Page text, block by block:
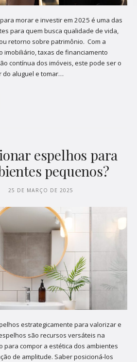
morar e investir em 2025 é uma das
para quem busca qualidade de vida,
retorno sobre patrimônio. Com a
imobiliário, taxas de financiamento
contínua dos imóveis, este pode ser o
do aluguel e tomar…
espelhos para
pequenos?
25 DE MARÇO DE 2025
estrategicamente para valorizar e
são recursos versáteis na
para compor a estética dos ambientes
de amplitude. Saber posicioná-los